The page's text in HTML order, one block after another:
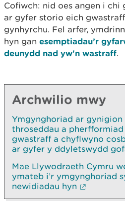
Cofiwch: nid oes angen i chi
ar gyfer storio eich
gynhyrchu. Fel arfer,
hyn gan esemptiadau’r
deunydd nad yw'n wastraff.
Archwilio mwy
Ymgynghoriad ar gynigion
throseddau a
gwastraff a chyflwyno
ar gyfer y ddyletswydd
Mae Llywodraeth Cymru
ymateb i’r ymgynghoriad
newidiadau hyn